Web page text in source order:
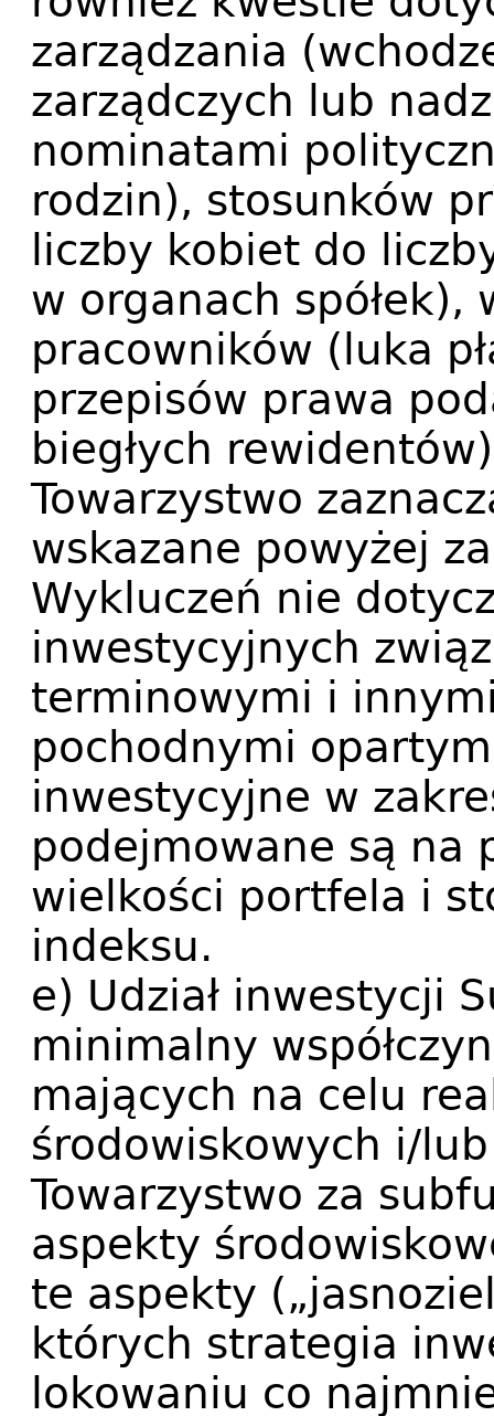
zarządzania
zarządczych lub
nominatami
rodzin), stosunków
liczby kobiet do
w organach spółek),
pracowników (luka
przepisów prawa
biegłych
Towarzystwo
wskazane powyżej
Wykluczeń nie
inwestycyjnych
terminowymi i
pochodnymi
inwestycyjne w
podejmowane są na
wielkości portfela i
indeksu.
e) Udział inwestycji
minimalny
mających na celu
środowiskowych i/
Towarzystwo za
aspekty
te aspekty
których strategia
lokowaniu co